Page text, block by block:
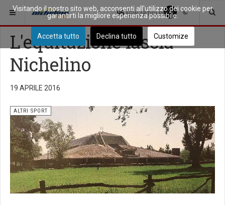
95 NEW ARTICLES
SEI QUI: SPORT ALTRI SPORT
L'equitazione lascia
Nichelino
19 APRILE 2016
ALTRI SPORT
Visitando il nostro sito web, acconsenti all'utilizzo dei cookie per
garantirti la migliore esperienza possibile.
Accetta tutto Declina tutto Customize